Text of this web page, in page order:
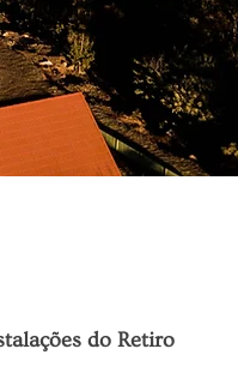
do Retiro